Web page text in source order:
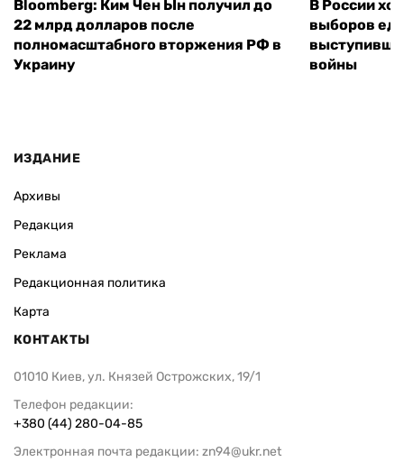
Bloomberg: Ким Чен Ын получил до
22 млрд долларов после
полномасштабного вторжения РФ в
Украину
В России
выборов
войны
ИЗДАНИЕ
Архивы
Редакция
Реклама
Редакционная политика
Карта
КОНТАКТЫ
01010 Киев, ул. Князей Острожских, 19/1
Телефон редакции:
+380 (44) 280-04-85
Электронная почта редакции: zn94@ukr.net